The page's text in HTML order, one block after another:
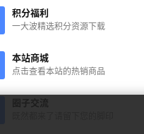
积分福利
一大波精选积分资源下载
本站商城
点击查看本站的热销商品
圈子交流